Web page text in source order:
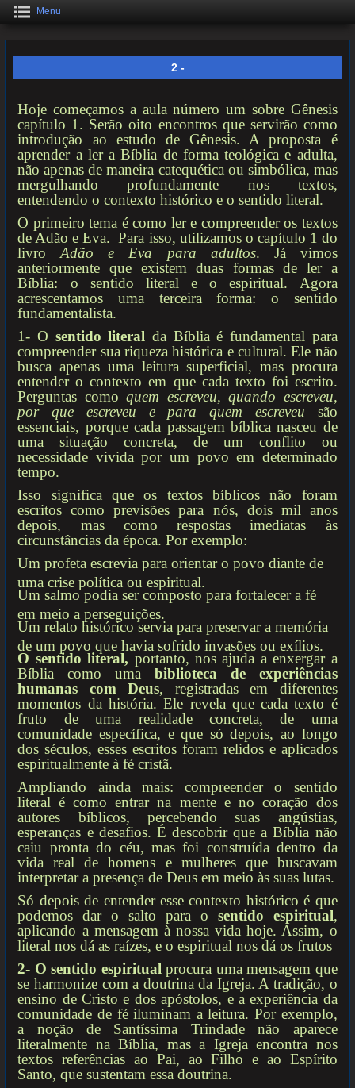
Menu
2 -
Hoje começamos a aula número um sobre Gênesis
capítulo 1. Serão oito encontros que servirão como
introdução ao estudo de Gênesis. A proposta é
aprender a ler a Bíblia de forma teológica e adulta,
não apenas de maneira catequética ou simbólica, mas
mergulhando profundamente nos textos,
entendendo o contexto histórico e o sentido literal.
O primeiro tema é como ler e compreender os textos
de Adão e Eva. Para isso, utilizamos o capítulo 1 do
livroAdão e Eva para adultos. Já vimos
anteriormente que existem duas formas de ler a
Bíblia: o sentido literal e o espiritual. Agora
acrescentamos uma terceira forma: o sentido
fundamentalista.
1- O sentido literal da Bíblia é fundamental para
compreender sua riqueza histórica e cultural. Ele não
busca apenas uma leitura superficial, mas procura
entender o contexto em que cada texto foi escrito.
Perguntas comoquem escreveu, quando escreveu,
por que escreveu e para quem escreveu são
essenciais, porque cada passagem bíblica nasceu de
uma situação concreta, de um conflito ou
necessidade vivida por um povo em determinado
tempo.
Isso significa que os textos bíblicos não foram
escritos como previsões para nós, dois mil anos
depois, mas como respostas imediatas às
circunstâncias da época. Por exemplo:
Um profeta escrevia para orientar o povo diante de
uma crise política ou espiritual.
Um salmo podia ser composto para fortalecer a fé
em meio a perseguições.
Um relato histórico servia para preservar a memória
de um povo que havia sofrido invasões ou exílios.
O sentido literal, portanto, nos ajuda a enxergar a
Bíblia como uma biblioteca de experiências
humanas com Deus, registradas em diferentes
momentos da história. Ele revela que cada texto é
fruto de uma realidade concreta, de uma
comunidade específica, e que só depois, ao longo
dos séculos, esses escritos foram relidos e aplicados
espiritualmente à fé cristã.
Ampliando ainda mais: compreender o sentido
literal é como entrar na mente e no coração dos
autores bíblicos, percebendo suas angústias,
esperanças e desafios. É descobrir que a Bíblia não
caiu pronta do céu, mas foi construída dentro da
vida real de homens e mulheres que buscavam
interpretar a presença de Deus em meio às suas lutas.
Só depois de entender esse contexto histórico é que
podemos dar o salto para o sentido espiritual,
aplicando a mensagem à nossa vida hoje. Assim, o
literal nos dá as raízes, e o espiritual nos dá os frutos
2- O sentido espiritual procura uma mensagem que
se harmonize com a doutrina da Igreja. A tradição, o
ensino de Cristo e dos apóstolos, e a experiência da
comunidade de fé iluminam a leitura. Por exemplo,
a noção de Santíssima Trindade não aparece
literalmente na Bíblia, mas a Igreja encontra nos
textos referências ao Pai, ao Filho e ao Espírito
Santo, que sustentam essa doutrina.